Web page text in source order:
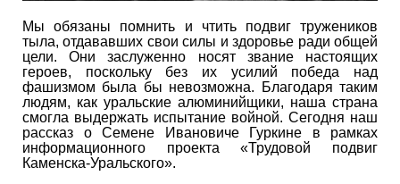
Мы обязаны помнить и чтить подвиг тружеников
тыла, отдававших свои силы и здоровье ради общей
цели. Они заслуженно носят звание настоящих
героев, поскольку без их усилий победа над
фашизмом была бы невозможна. Благодаря таким
людям, как уральские алюминийщики, наша страна
смогла выдержать испытание войной. Сегодня наш
рассказ о Семене Ивановиче Гуркине в рамках
информационного проекта «Трудовой подвиг
Каменска-Уральского».